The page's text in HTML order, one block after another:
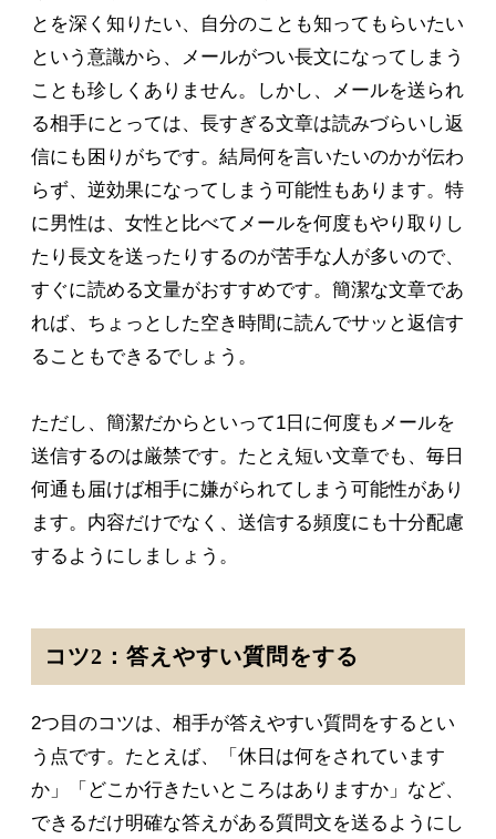
とを深く知りたい、自分のことも知ってもらいたい
という意識から、メールがつい長文になってしまう
ことも珍しくありません。しかし、メールを送られ
る相手にとっては、長すぎる文章は読みづらいし返
信にも困りがちです。結局何を言いたいのかが伝わ
らず、逆効果になってしまう可能性もあります。特
に男性は、女性と比べてメールを何度もやり取りし
たり長文を送ったりするのが苦手な人が多いので、
すぐに読める文量がおすすめです。簡潔な文章であ
れば、ちょっとした空き時間に読んでサッと返信す
ることもできるでしょう。
ただし、簡潔だからといって1日に何度もメールを
送信するのは厳禁です。たとえ短い文章でも、毎日
何通も届けば相手に嫌がられてしまう可能性があり
ます。内容だけでなく、送信する頻度にも十分配慮
するようにしましょう。
コツ2：答えやすい質問をする
2つ目のコツは、相手が答えやすい質問をするとい
う点です。たとえば、「休日は何をされています
か」「どこか行きたいところはありますか」など、
できるだけ明確な答えがある質問文を送るようにし